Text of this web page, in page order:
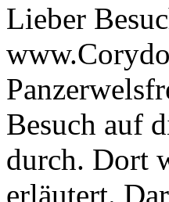
Lieber
Besuch auf
durch. Dort
erläutert.